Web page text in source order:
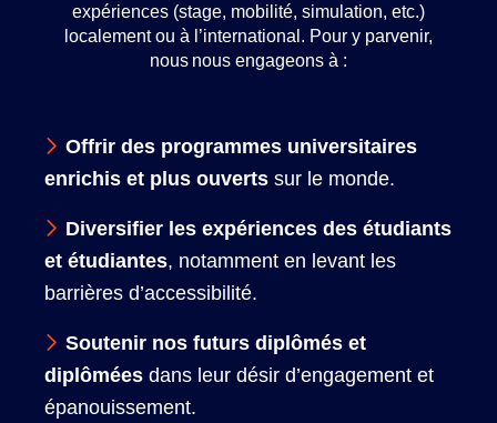
expériences (stage, mobilité, simulation, etc.)
localement ou à l’international. Pour y parvenir,
nous nous engageons à :
Offrir des programmes universitaires
enrichis et plus ouverts sur le monde.
Diversifier les expériences des étudiants
et étudiantes, notamment en levant les
barrières d’accessibilité.
Soutenir nos futurs diplômés et
diplômées dans leur désir d’engagement et
épanouissement.